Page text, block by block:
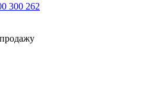
300 262